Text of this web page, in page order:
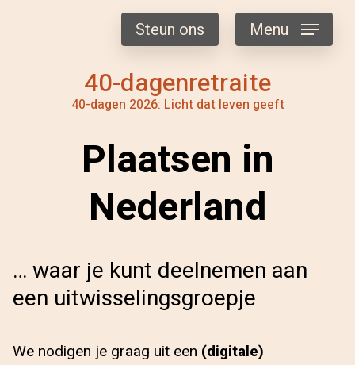
40-dagenretraite
40-dagen 2026: Licht dat leven geeft
Steun ons Menu
Plaatsen in
Nederland
… waar je kunt deelnemen aan
een uitwisselingsgroepje
We nodigen je graag uit een (digitale)